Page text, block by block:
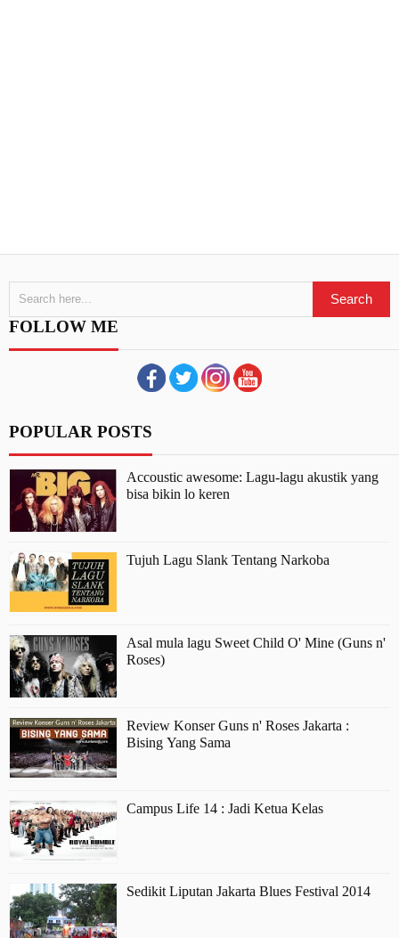
FOLLOW ME
POPULAR POSTS
Accoustic awesome: Lagu-lagu akustik yang
bisa bikin lo keren
Tujuh Lagu Slank Tentang Narkoba
Asal mula lagu Sweet Child O' Mine (Guns n'
Roses)
Review Konser Guns n' Roses Jakarta :
Bising Yang Sama
Campus Life 14 : Jadi Ketua Kelas
Sedikit Liputan Jakarta Blues Festival 2014